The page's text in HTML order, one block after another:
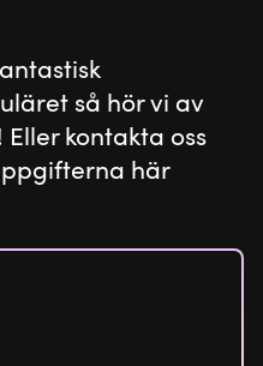
så hör vi av
kontakta oss
här